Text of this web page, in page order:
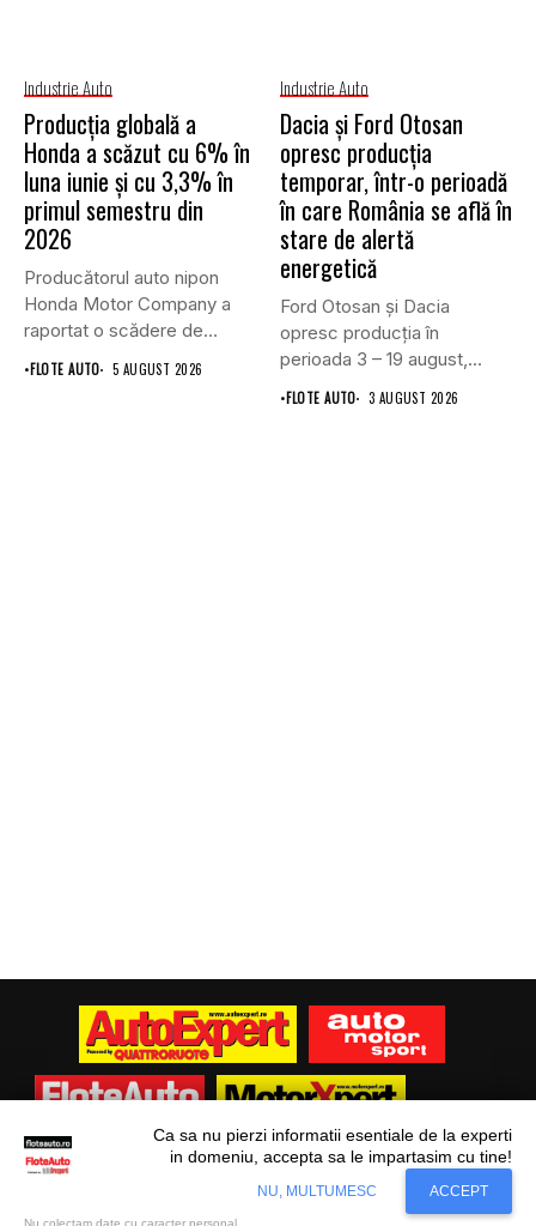
Industrie Auto
Producția globală a
Honda a scăzut cu 6% în
luna iunie și cu 3,3% în
primul semestru din
2026
Producătorul auto nipon
Honda Motor Company a
raportat o scădere de
6,1%...
•FLOTE AUTO 5 AUGUST 2026
Industrie Auto
Dacia și Ford Otosan
opresc producția
temporar, într-o perioadă
în care România se află în
stare de alertă
energetică
Ford Otosan și Dacia
opresc producția în
perioada 3 – 19 august,...
•FLOTE AUTO 3 AUGUST 2026
© Flote Auto. Toate drepturile rezervate.
JuridicFinanciarAnalize De Piață Transporturi
Situl nostru utilizeaza cookies. Ce inseamna
Accept
Ca sa nu pierzi informatii esentiale de la experti
in domeniu, accepta sa le impartasim cu tine!
NU, MULTUMESC ACCEPT
Nu colectam date cu caracter personal.